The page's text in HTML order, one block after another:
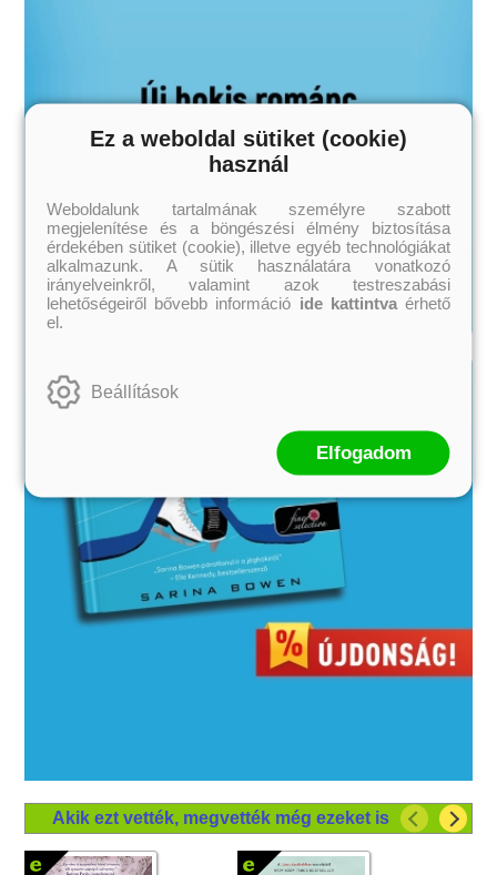
Akik ezt vették, megvették még ezeket is
Ez a weboldal sütiket (cookie)
használ
Weboldalunk tartalmának személyre szabott
megjelenítése és a böngészési élmény biztosítása
érdekében sütiket (cookie), illetve egyéb technológiákat
alkalmazunk. A sütik használatára vonatkozó
irányelveinkről, valamint azok testreszabási
lehetőségeiről bővebb információ ide kattintvaérhető
el.
Beállítások
Elfogadom